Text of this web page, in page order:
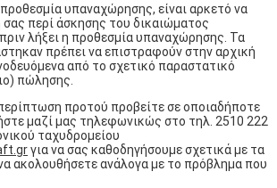
προθεσμία υπαναχώρησης, είναι αρκετό να
περί άσκησης του δικαιώματος
λήξει η προθεσμία υπαναχώρησης. Τα
πρέπει να επιστραφούν στην αρχική
από το σχετικό παραστατικό
πώλησης.
προτού προβείτε σε οποιαδήποτε
μαζί μας τηλεφωνικώς στο τηλ. 2510 222
ταχυδρομείου
για να σας καθοδηγήσουμε σχετικά με τα
ακολουθήσετε ανάλογα με το πρόβλημα που